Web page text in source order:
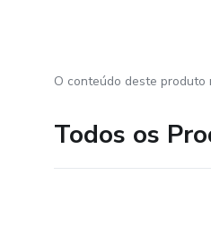
O conteúdo deste produto
Todos os